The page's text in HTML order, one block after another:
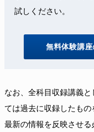
試しください。
無料体験講
なお、全科目収録講義
ては過去に収録したもの
最新の情報を反映させ